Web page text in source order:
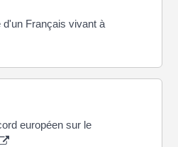
Français vivant à
européen sur le